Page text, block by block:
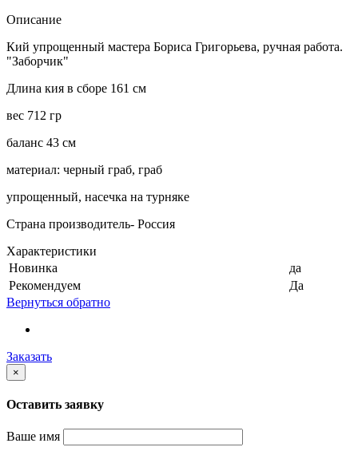
Описание
Кий упрощенный мастера Бориса Григорьева, ручная работа.
"Заборчик"
Длина кия в сборе 161 см
вес 712 гр
баланс 43 см
материал: черный граб, граб
упрощенный, насечка на турняке
Страна производитель- Россия
Характеристики
Новинка
да
Рекомендуем
Да
Вернуться обратно
Заказать
×
Оставить заявку
Ваше имя